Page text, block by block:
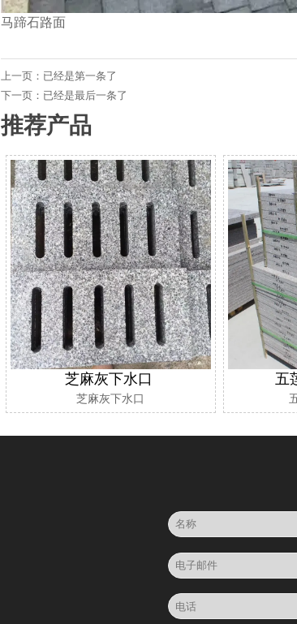
马蹄石路面
上一页：已经是第一条了
下一页：已经是最后一条了
推荐产品
芝麻灰下水口
芝麻灰下水口
五